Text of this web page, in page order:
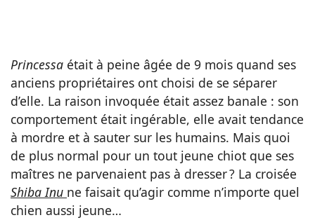
Princessa était à peine âgée de 9 mois quand ses
anciens propriétaires ont choisi de se séparer
d’elle. La raison invoquée était assez banale : son
comportement était ingérable, elle avait tendance
à mordre et à sauter sur les humains. Mais quoi
de plus normal pour un tout jeune chiot que ses
maîtres ne parvenaient pas à dresser ? La croisée
Shiba Inu ne faisait qu’agir comme n’importe quel
chien aussi jeune…